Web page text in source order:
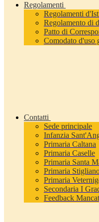
Regolamenti
Regolamenti
Regolamento di
Patto di
Comodato d'uso
Contatti
Sede principale
Infanzia
Primaria Caltana
Primaria Caselle
Primaria Santa
Primaria
Primaria
Secondaria I
Feedback